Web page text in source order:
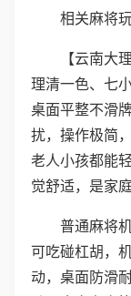
相关麻将
【云南大
理清一色、七
桌面平整不滑
扰，操作极简
老人小孩都能
觉舒适，是家
普通麻将
可吃碰杠胡，
动，桌面防滑